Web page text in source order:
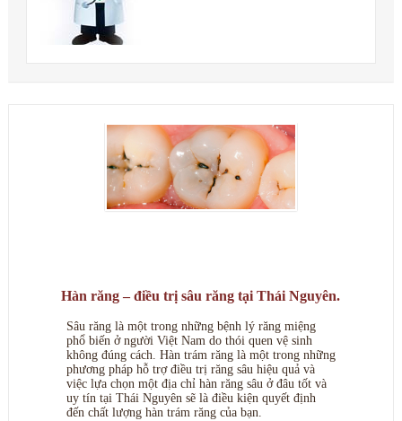
Hàn răng – điều trị sâu răng tại Thái Nguyên.
Sâu răng là một trong những bệnh lý răng miệng
phổ biến ở người Việt Nam do thói quen vệ sinh
không đúng cách. Hàn trám răng là một trong những
phương pháp hỗ trợ điều trị răng sâu hiệu quả và
việc lựa chọn một địa chỉ hàn răng sâu ở đâu tốt và
uy tín tại Thái Nguyên sẽ là điều kiện quyết định
đến chất lượng hàn trám răng của bạn.